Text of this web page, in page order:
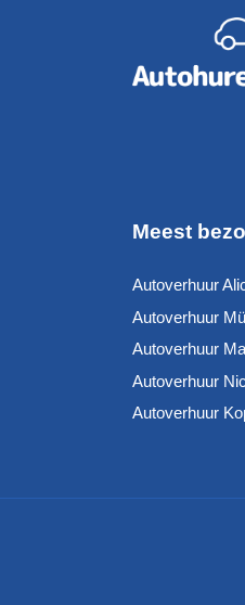
Meest
Autoverhuur
Autoverhuur
Autoverhuur
Autoverhuur
Autoverhuur